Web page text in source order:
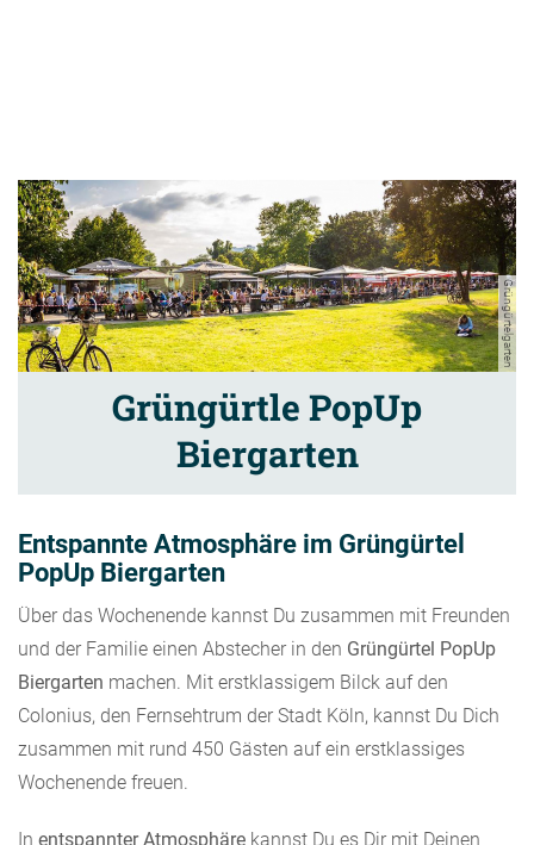
Grüngürtelgarten
Grüngürtle PopUp
Biergarten
Entspannte Atmosphäre im Grüngürtel
PopUp Biergarten
Über das Wochenende kannst Du zusammen mit Freunden
und der Familie einen Abstecher in den Grüngürtel PopUp
Biergarten machen. Mit erstklassigem Bilck auf den
Colonius, den Fernsehtrum der Stadt Köln, kannst Du Dich
zusammen mit rund 450 Gästen auf ein erstklassiges
Wochenende freuen.
In entspannter Atmosphäre kannst Du es Dir mit Deinen